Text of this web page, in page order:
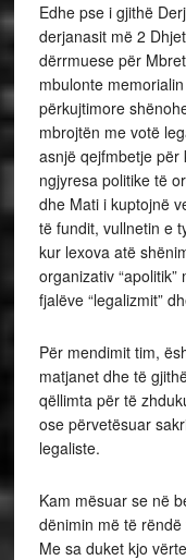
Edhe pse i gjithë
derjanasit më 2
dërrmuese për
mbulonte
përkujtimore
mbrojtën me votë
asnjë qejfmbetje
ngjyresa politike të
dhe Mati i kuptojnë
të fundit, vullnetin e
kur lexova atë
organizativ
fjalëve “legalizmit”
Për mendimit tim,
matjanet dhe të
qëllimta për të
ose përvetësuar
legaliste.
Kam mësuar se në
dënimin më të
Me sa duket kjo